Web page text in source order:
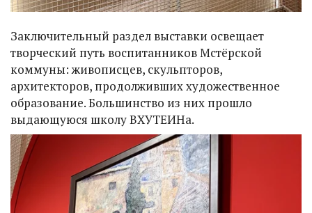
Заключительный раздел выставки освещает
творческий путь воспитанников Мстёрской
коммуны: живописцев, скульпторов,
архитекторов, продолживших художественное
образование. Большинство из них прошло
выдающуюся школу ВХУТЕИНа.